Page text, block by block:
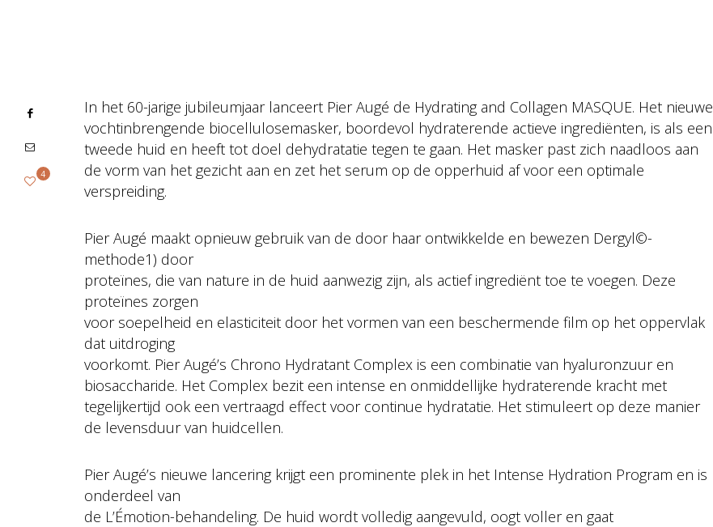
In het 60-jarige jubileumjaar lanceert Pier Augé de Hydrating and Collagen MASQUE. Het nieuwe
vochtinbrengende biocellulosemasker, boordevol hydraterende actieve ingrediënten, is als een
tweede huid en heeft tot doel dehydratatie tegen te gaan. Het masker past zich naadloos aan
de vorm van het gezicht aan en zet het serum op de opperhuid af voor een optimale
verspreiding.
Pier Augé maakt opnieuw gebruik van de door haar ontwikkelde en bewezen Dergyl©-
methode1) door
proteïnes, die van nature in de huid aanwezig zijn, als actief ingrediënt toe te voegen. Deze
proteïnes zorgen
voor soepelheid en elasticiteit door het vormen van een beschermende film op het oppervlak
dat uitdroging
voorkomt. Pier Augé’s Chrono Hydratant Complex is een combinatie van hyaluronzuur en
biosaccharide. Het Complex bezit een intense en onmiddellijke hydraterende kracht met
tegelijkertijd ook een vertraagd effect voor continue hydratatie. Het stimuleert op deze manier
de levensduur van huidcellen.
Pier Augé’s nieuwe lancering krijgt een prominente plek in het Intense Hydration Program en is
onderdeel van
de L’Émotion-behandeling. De huid wordt volledig aangevuld, oogt voller en gaat
4